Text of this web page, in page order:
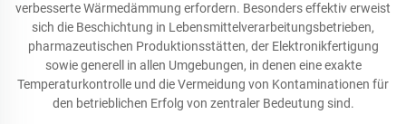
verbesserte Wärmedämmung erfordern. Besonders effektiv erweist
sich die Beschichtung in Lebensmittelverarbeitungsbetrieben,
pharmazeutischen Produktionsstätten, der Elektronikfertigung
sowie generell in allen Umgebungen, in denen eine exakte
Temperaturkontrolle und die Vermeidung von Kontaminationen für
den betrieblichen Erfolg von zentraler Bedeutung sind.